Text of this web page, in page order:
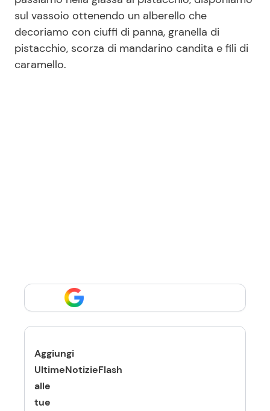
sul vassoio ottenendo un alberello che
decoriamo con ciuffi di panna, granella di
pistacchio, scorza di mandarino candita e fili di
caramello.
Aggiungi
UltimeNotizieFlash
alle
tue